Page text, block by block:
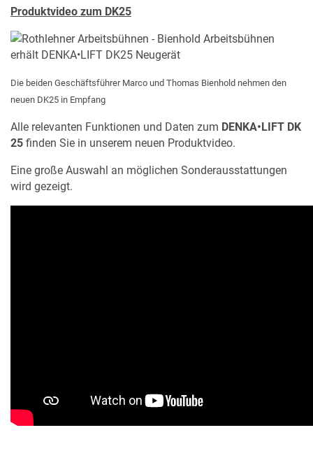
Produktvideo zum DK25
Die beiden Geschäftsführer Marco und Thomas Bienhold nehmen den
neuen DK25 in Empfang
Alle relevanten Funktionen und Daten zum DENKA•LIFT DK
25 finden Sie in unserem neuen Produktvideo.
Eine große Auswahl an möglichen Sonderausstattungen
wird gezeigt.